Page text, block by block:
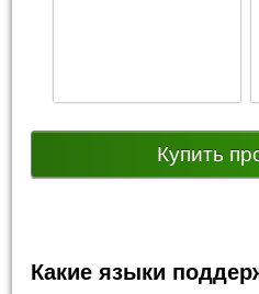
Купить
Какие языки